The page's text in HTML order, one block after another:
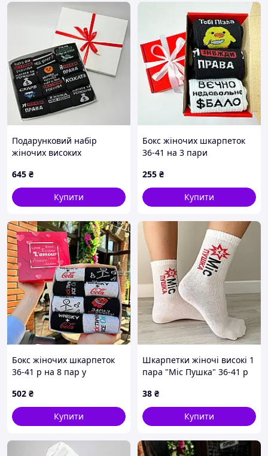
Подарунковий набір
жіночих високих
р
645 ₴
Купити
Бокс жіночих шкарпеток
36-41 на 3 пари
255 ₴
Купити
Бокс жіночих шкарпеток
36-41 р на 8 пар у
502 ₴
Купити
Шкарпетки жіночі високі 1
пара "Міс Пушка" 36-41 р
38 ₴
Купити